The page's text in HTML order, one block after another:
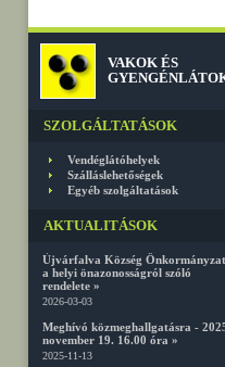
VAKOK ÉS
SZOLGÁLTATÁSOK
Vendéglátóhelyek
Szálláslehetőségek
Egyéb szolgáltatások
AKTUALITÁSOK
Újvárfalva Község
a helyi önazonosságról szóló
rendelete »
2026-03-03
Meghívó közmeghallgatásra -
november 19. 16.00 óra »
2025-11-13